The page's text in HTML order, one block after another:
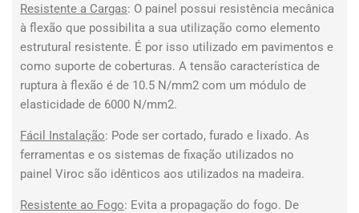
Resistente a Cargas: O painel possui resistência mecânica
à flexão que possibilita a sua utilização como elemento
estrutural resistente. É por isso utilizado em pavimentos e
como suporte de coberturas. A tensão característica de
ruptura à flexão é de 10.5 N/mm2 com um módulo de
elasticidade de 6000 N/mm2.
Fácil Instalação: Pode ser cortado, furado e lixado. As
ferramentas e os sistemas de fixação utilizados no
painel Viroc são idênticos aos utilizados na madeira.
Resistente ao Fogo: Evita a propagação do fogo. De